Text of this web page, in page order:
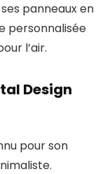
panneaux en
personnalisée
l’air.
Design
pour son